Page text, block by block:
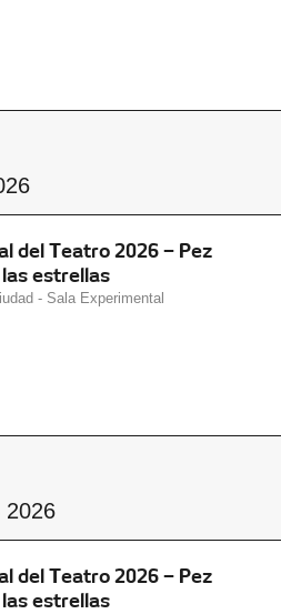
del Teatro 2026 – Pez
estrellas
- Sala Experimental
2026
del Teatro 2026 – Pez
estrellas